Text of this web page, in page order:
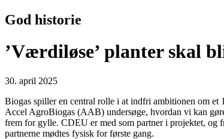
God historie
’Værdiløse’ planter skal
30. april 2025
Biogas spiller en central rolle i at indfri ambitionen om
Accel AgroBiogas (AAB) undersøge, hvordan vi kan
frem for gylle. CDEU er med som partner i projektet, og
partnerne mødtes fysisk for første gang.